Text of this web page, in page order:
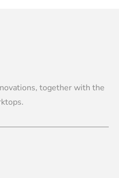
together with the